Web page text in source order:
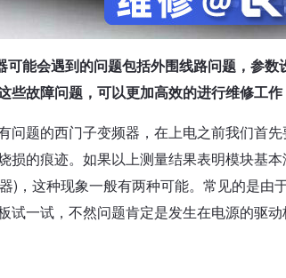
可能会遇到的问题包括外围线路问题，参
些故障问题，可以更加高效的进行维修工作
问题的西门子变频器，在上电之前我们首
损的痕迹。如果以上测量结果表明模块基
)，这种现象一般有两种可能。常见的是
试一试，不然问题肯定是发生在电源的驱动